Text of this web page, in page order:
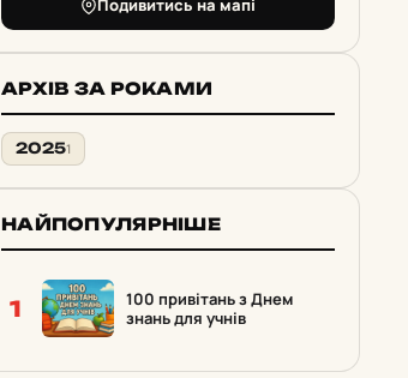
Подивитись на мапі
АРХІВ ЗА РОКАМИ
20251
НАЙПОПУЛЯРНІШЕ
1
100 привітань з Днем
знань для учнів